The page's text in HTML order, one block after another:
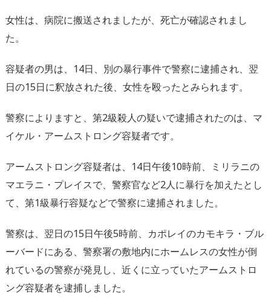
女性は、病院に搬送されましたが、死亡が確認されまし
た。
容疑者の男は、14日、別の暴行事件で警察に逮捕され、翌
日の15日に釈放された後、女性を殴ったとみられます。
警察によりますと、第2級殺人の疑いで逮捕されたのは、マ
イケル・アームストロング容疑者です。
アームストロング容疑者は、14日午後10時前、ミリラニの
マエラニ・プレイスで、警察官など2人に暴行を加えたとし
て、第1級暴行容疑などで警察に逮捕されました。
警察は、翌日の15日午後5時前、カポレイのカモキラ・ブル
ーバードにある、警察署の敷地内にホームレスの女性が倒
れているの警察が発見し、近くに立っていたアームストロ
ング容疑者を逮捕しました。